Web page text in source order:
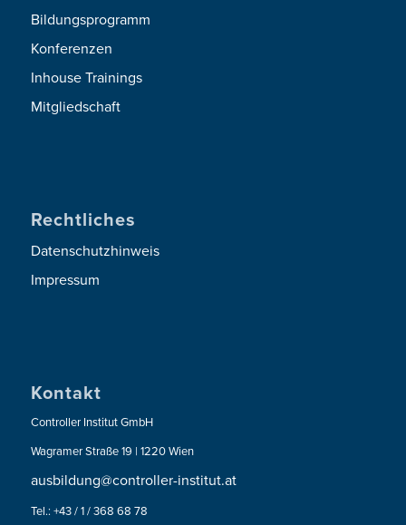
Bildungsprogramm
Konferenzen
Inhouse Trainings
Mitgliedschaft
Rechtliches
Datenschutzhinweis
Impressum
Kontakt
Controller Institut GmbH
Wagramer Straße 19 | 1220 Wien
ausbildung@controller-institut.at
Tel.: +43 / 1 / 368 68 78